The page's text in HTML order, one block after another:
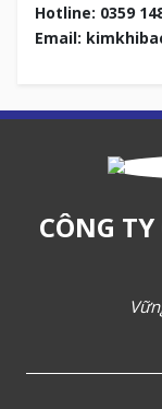
Hotline: 0359
Email:
CÔNG